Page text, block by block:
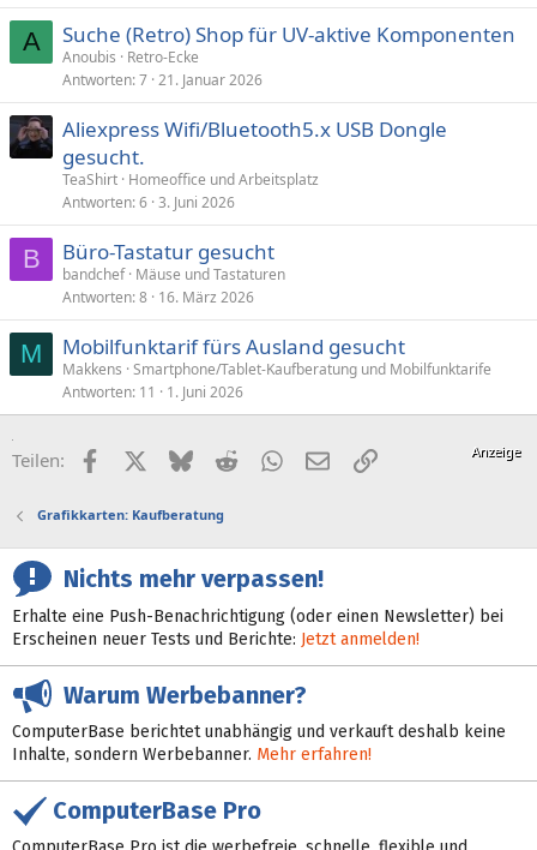
A Suche (Retro) Shop für UV-aktive Komponenten
Anoubis
Retro-Ecke
Antworten 7 21. Januar 2026
Aliexpress Wifi/Bluetooth5.x USB Dongle
gesucht.
TeaShirt Homeoffice und Arbeitsplatz
Antworten 6 3. Juni 2026
B Büro-Tastatur gesucht
bandchef Mäuse und Tastaturen
Antworten 8 16. März 2026
M Mobilfunktarif fürs Ausland gesucht
Makkens Smartphone/Tablet-Kaufberatung und Mobilfunktarife
Antworten 11 1. Juni 2026
Teilen: FacebookX (Twitter)
BlueskyRedditWhatsApp
E-MailLink
Grafikkarten: Kaufberatung
Nichts mehr verpassen!
Erhalte eine Push-Benachrichtigung (oder einen Newsletter) bei
Erscheinen neuer Tests und Berichte: Jetzt anmelden!
Warum Werbebanner?
ComputerBase berichtet unabhängig und verkauft deshalb keine
Inhalte, sondern Werbebanner. Mehr erfahren!
ComputerBase Pro